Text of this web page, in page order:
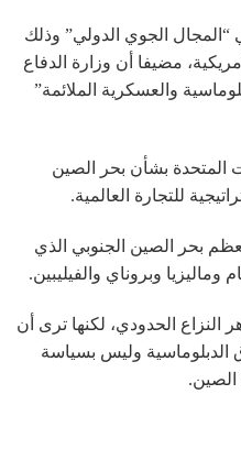
الجوي الدولي” وذلك
مضيفا أن وزارة الدفاع
والعسكرية الملائمة”
المتحدة بشأن بحر الصين
للتجارة العالمية.
بحر الصين الجنوبي الذي
وبروناي والفيليبين.
الحدودي، لكنها ترى أن
الدبلوماسية وليس بسياسة
الصين.